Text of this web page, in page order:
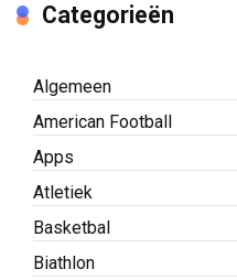
Categorieën
Algemeen
American Football
Apps
Atletiek
Basketbal
Biathlon